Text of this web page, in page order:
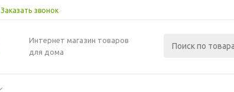
Заказать звонок
Интернет магазин товаров
для дома